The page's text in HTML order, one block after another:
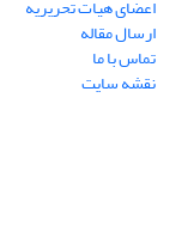
اعضای هیات تحریریه
ارسال مقاله
تماس با ما
نقشه سایت